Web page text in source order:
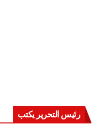
رئيس التحرير يكتب
حرب على العقول..